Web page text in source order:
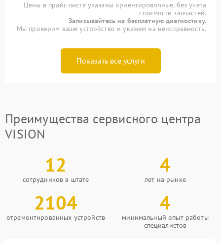
Цены в прайс-листе указаны ориентировочные, без учета
стоимости запчастей.
Записывайтесь на бесплатную диагностику.
Мы проверим ваше устройство и укажем на неисправность.
Показать все услуги
Преимущества сервисного центра
VISION
12
сотрудников в штате
4
лет на рынке
2104
отремонтированных устройств
4
минимальный опыт работы
специалистов